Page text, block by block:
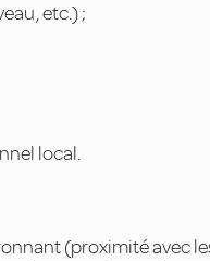
etc.) ;
local.
(proximité avec